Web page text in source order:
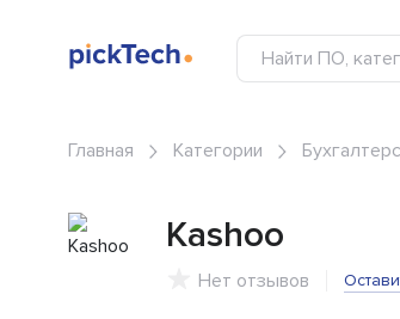
Главная Категории
Kashoo
Нет отзывов